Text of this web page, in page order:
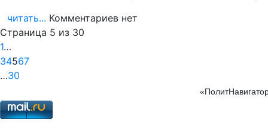
читать... Комментариев нет
Страница 5 из 30
1…
34567
…30